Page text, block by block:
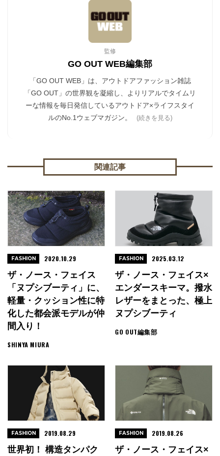
監修
GO OUT WEB編集部
「GO OUT WEB」は、アウトドアファッション雑誌
「GO OUT」の世界観を凝縮し、よりリアルでタイムリ
ーな情報を毎日発信しているアウトドア×ライフスタイ
ルのNo.1ウェブマガジン。
(続きを見る)
関連記事
ザ・ノース・フェイス
「ヌプシブーティ」に、
軽量・クッション性に特
化した都会派モデルが仲
間入り！
SHINYA MIURA
FASHION 2020.10.29
ザ・ノース・フェイス×
エンダースキーマ。撥水
レザーをまとった、極上
ヌプシブーティ
GO OUT編集部
FASHION 2025.03.12
世界初！ 構造タンパク
FASHION 2019.08.29
ザ・ノース・フェイス×
FASHION 2019.08.26